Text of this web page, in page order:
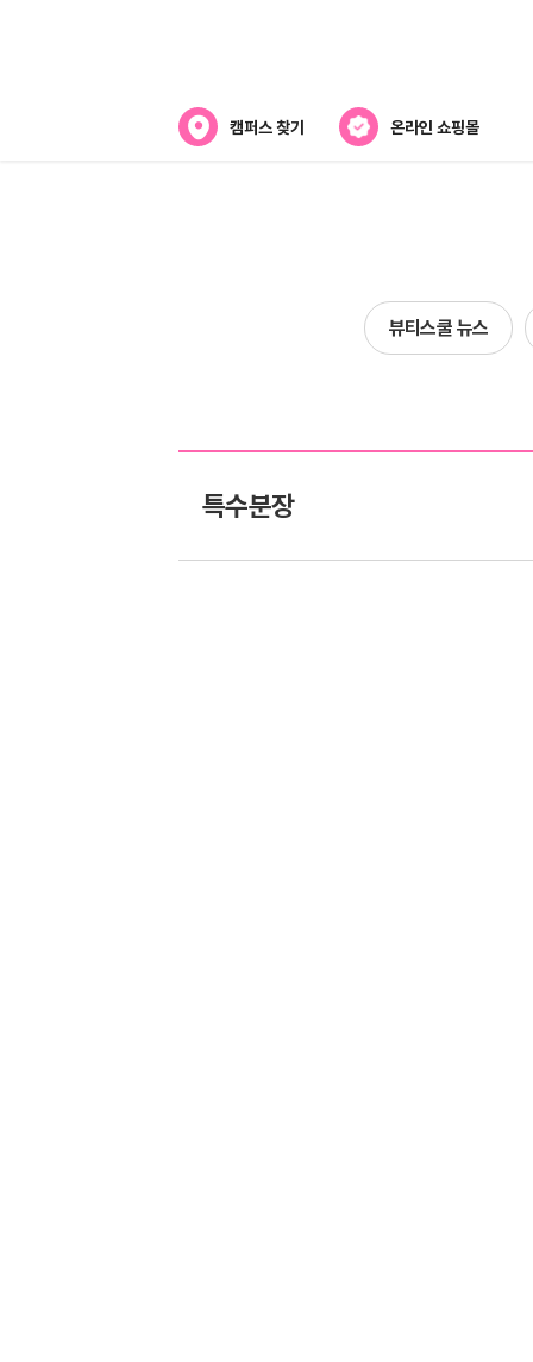
캠퍼스 찾기 온라인 쇼핑몰
전국캠퍼스 찾기
제휴협력사
뷰티스쿨 뉴스
특수분장